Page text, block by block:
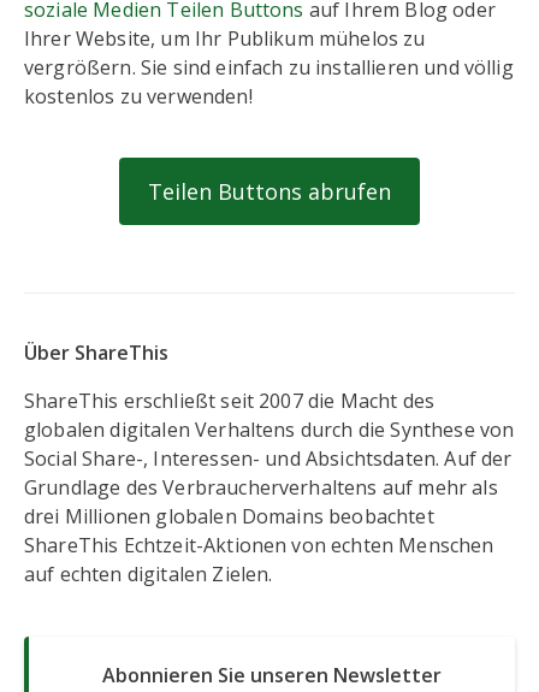
soziale Medien Teilen Buttons auf Ihrem Blog oder
Ihrer Website, um Ihr Publikum mühelos zu
vergrößern. Sie sind einfach zu installieren und völlig
kostenlos zu verwenden!
Teilen Buttons abrufen
Über ShareThis
ShareThis erschließt seit 2007 die Macht des
globalen digitalen Verhaltens durch die Synthese von
Social Share-, Interessen- und Absichtsdaten. Auf der
Grundlage des Verbraucherverhaltens auf mehr als
drei Millionen globalen Domains beobachtet
ShareThis Echtzeit-Aktionen von echten Menschen
auf echten digitalen Zielen.
Abonnieren Sie unseren Newsletter